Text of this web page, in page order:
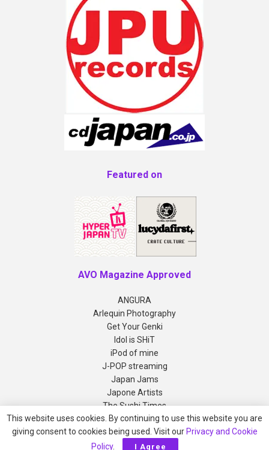
Featured on
AVO Magazine Approved
ANGURA
Arlequin Photography
Get Your Genki
Idol is SHiT
iPod of mine
J-POP streaming
Japan Jams
Japone Artists
The Sushi Times
Copyright © 2012-2026 AVO Magazine
This website uses cookies. By continuing to use this website you are
giving consent to cookies being used. Visit our Privacy and Cookie
Policy. I Agree